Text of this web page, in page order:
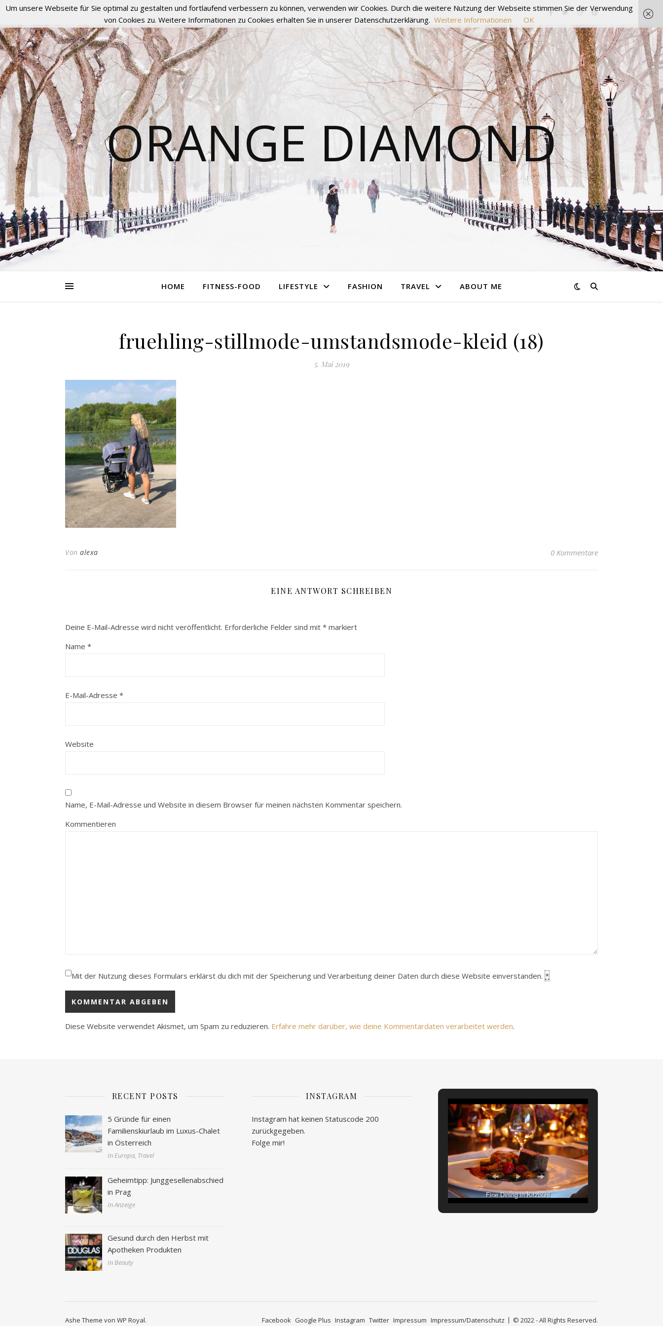
ORANGE DIAMOND
HOME FITNESS-FOOD LIFESTYLE FASHION TRAVEL ABOUT ME
fruehling-stillmode-umstandsmode-kleid (18)
5. Mai 2019
Von alexa 0 Kommentare
EINE ANTWORT SCHREIBEN
Deine E-Mail-Adresse wird nicht veröffentlicht. Erforderliche Felder sind mit * markiert
Name *
E-Mail-Adresse *
Website
Name, E-Mail-Adresse und Website in diesem Browser für meinen nächsten Kommentar speichern.
Kommentieren
Mit der Nutzung dieses Formulars erklärst du dich mit der Speicherung und Verarbeitung deiner Daten durch diese Website einverstanden. *
Diese Website verwendet Akismet, um Spam zu reduzieren. Erfahre mehr darüber, wie deine Kommentardaten verarbeitet werden.
RECENT POSTS
5 Gründe für einen
Familienskiurlaub im Luxus-Chalet
in Österreich
In Europa, Travel
Geheimtipp: Junggesellenabschied
in Prag
In Anzeige
Gesund durch den Herbst mit
Apotheken Produkten
In Beauty
INSTAGRAM
Instagram hat keinen Statuscode 200
zurückgegeben.
Folge mir!
Fine Dining in Kitzbühl
© 2022 - All Rights Reserved.
Facebook Google Plus Instagram Twitter Impressum Impressum/Datenschutz
Ashe Theme von WP Royal.
Um unsere Webseite für Sie optimal zu gestalten und fortlaufend verbessern zu können, verwenden wir Cookies. Durch die weitere Nutzung der Webseite stimmen Sie der Verwendung
von Cookies zu. Weitere Informationen zu Cookies erhalten Sie in unserer Datenschutzerklärung. Weitere Informationen OK